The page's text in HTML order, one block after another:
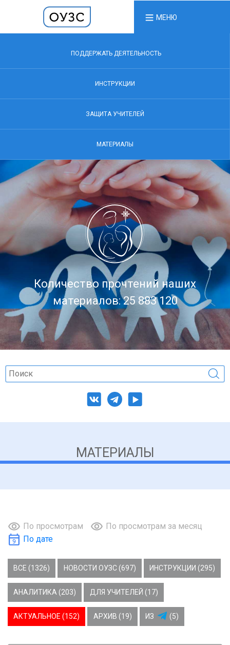
МЕНЮ
ПОДДЕРЖАТЬ ДЕЯТЕЛЬНОСТЬ
ИНСТРУКЦИИ
ЗАЩИТА УЧИТЕЛЕЙ
МАТЕРИАЛЫ
Количество прочтений наших
материалов: 25 883 120
МАТЕРИАЛЫ
По просмотрам
По просмотрам за месяц
По дате
ВСЕ (1326) НОВОСТИ ОУЗС (697) ИНСТРУКЦИИ (295)
АНАЛИТИКА (203) ДЛЯ УЧИТЕЛЕЙ (17)
АКТУАЛЬНОЕ (152) АРХИВ (19) ИЗ (5)